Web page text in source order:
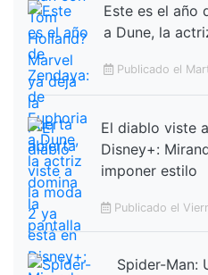
Este es el año
a Dune, la
Publicado el
El diablo viste
Disney+:
imponer estilo
Publicado el
Spider-Man: